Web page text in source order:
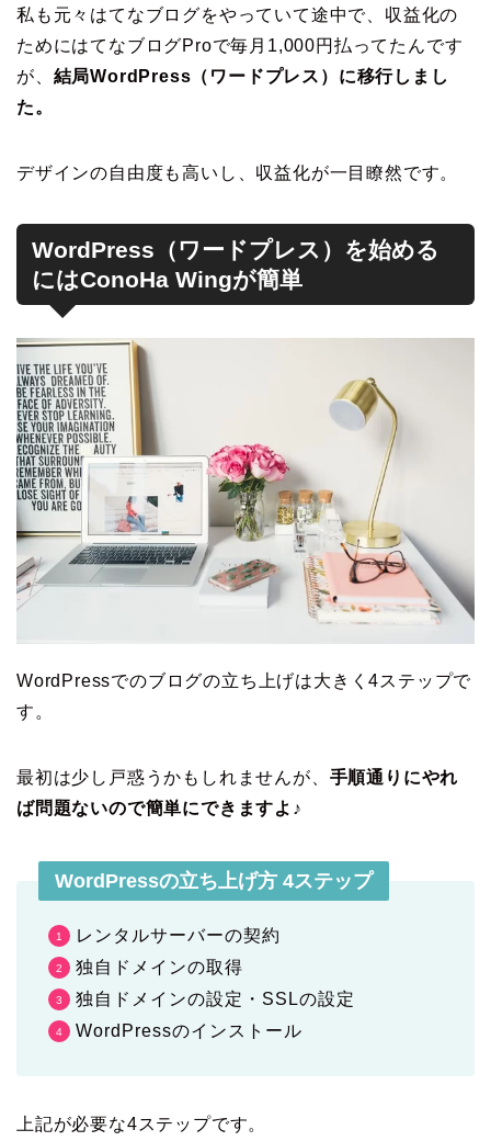
私も元々はてなブログをやっていて途中で、収益化の
ためにはてなブログProで毎月1,000円払ってたんです
が、 結局WordPress（ワードプレス）に移行しまし
た。
デザインの自由度も高いし、収益化が一目瞭然です。
WordPress（ワードプレス）を始める
にはConoHa Wingが簡単
WordPressでのブログの立ち上げは大きく4ステップで
す。
最初は少し戸惑うかもしれませんが、 手順通りにやれ
ば問題ないので簡単にできますよ♪
WordPressの立ち上げ方 4ステップ
レンタルサーバーの契約
独自ドメインの取得
独自ドメインの設定・SSLの設定
WordPressのインストール
上記が必要な4ステップです。